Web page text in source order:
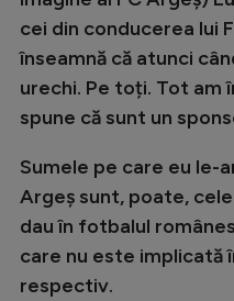
cei din conducerea lui
înseamnă că atunci
urechi. Pe toți. Tot am
spune că sunt un
Sumele pe care eu le-
Argeș sunt, poate,
dau în fotbalul
care nu este implicată
respectiv.